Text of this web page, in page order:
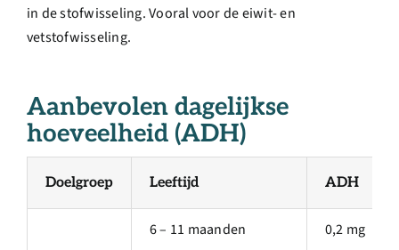
in de stofwisseling. Vooral voor de eiwit- en
vetstofwisseling.
Aanbevolen dagelijkse
hoeveelheid (ADH)
Doelgroep Leeftijd ADH
6 – 11 maanden 0,2 mg